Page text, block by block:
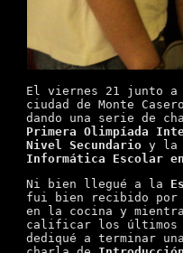
El viernes 21 junto
ciudad de Monte
dando una serie de
Primera Olimpíada
Nivel Secundarioy la
Informática Escolar
Ni bien llegué a la
fui bien recibido por
en la cocina y
calificar los últimos
dediqué a terminar